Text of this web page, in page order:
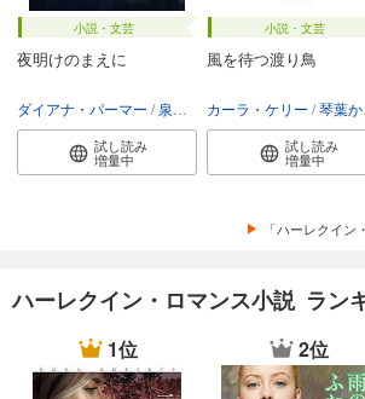
小説・文芸
夜明けのまえに
ダイアナ・パーマー 泉智子
試し読み
増量中
小説・文芸
風を待つ渡り鳥
カーラ・ケリー 琴葉かいら
試し読み
増量中
「ハーレクイ
ハーレクイン・ロマンス小説 ラン
1位 2位